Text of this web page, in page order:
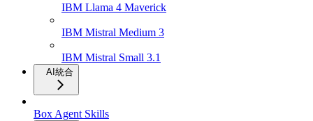
IBM Llama 4 Maverick
IBM Mistral Medium 3
IBM Mistral Small 3.1
AI統合
Box Agent Skills